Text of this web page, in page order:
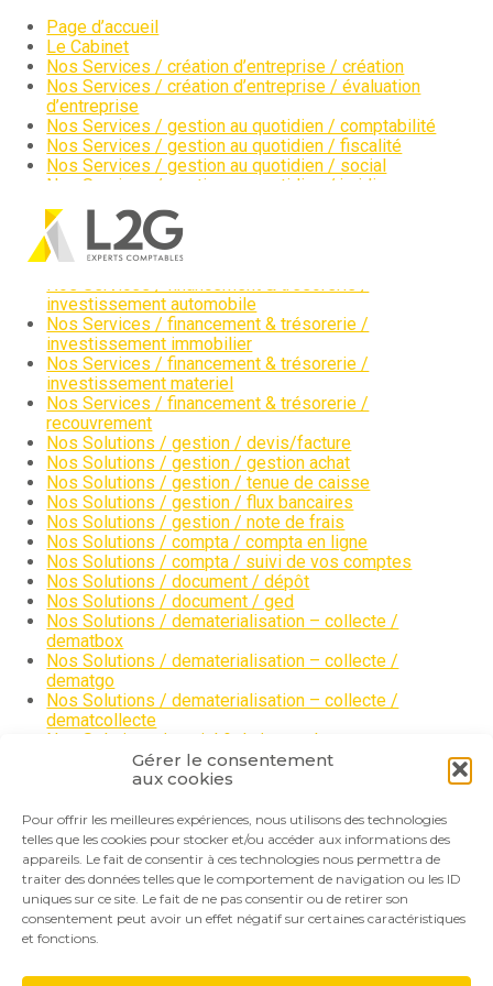
Gérer le consentement
aux cookies
Pour offrir les meilleures expériences, nous utilisons des technologies
telles que les cookies pour stocker et/ou accéder aux informations des
appareils. Le fait de consentir à ces technologies nous permettra de
traiter des données telles que le comportement de navigation ou les ID
uniques sur ce site. Le fait de ne pas consentir ou de retirer son
consentement peut avoir un effet négatif sur certaines caractéristiques
et fonctions.
Aller
au
Création d’entreprise
Gestion au quotidien
Financement & trésorerie
Pilotage d’entreprise
Entreprise en difficultés
Gestion
Compta
Social & RH
Juridique
Documents
Dématérialisation / collecte
Page d’accueil
Le Cabinet
Nos Services / création d’entreprise / création
Nos Services / création d’entreprise / évaluation
d’entreprise
Nos Services / gestion au quotidien / comptabilité
Nos Services / gestion au quotidien / fiscalité
Nos Services / gestion au quotidien / social
Nos Services / gestion au quotidien / juridique
Nos Services / pilotage d’entreprise / tableau de bord
Nos Services / pilotage d’entreprise / cout de revient
Nos Services / pilotage d’entreprise / évaluation
d’entreprise
Nos Services / financement & trésorerie /
investissement automobile
Nos Services / financement & trésorerie /
investissement immobilier
Nos Services / financement & trésorerie /
investissement materiel
Nos Services / financement & trésorerie /
recouvrement
Nos Solutions / gestion / devis/facture
Nos Solutions / gestion / gestion achat
Nos Solutions / gestion / tenue de caisse
Nos Solutions / gestion / flux bancaires
Nos Solutions / gestion / note de frais
Nos Solutions / compta / compta en ligne
Nos Solutions / compta / suivi de vos comptes
Nos Solutions / document / dépôt
Nos Solutions / document / ged
Nos Solutions / dematerialisation – collecte /
dematbox
Nos Solutions / dematerialisation – collecte /
dematgo
Nos Solutions / dematerialisation – collecte /
dematcollecte
Nos Solutions / social & rh / meg-rh
Nos Solutions / social & rh / paie en ligne
Contact
Footer